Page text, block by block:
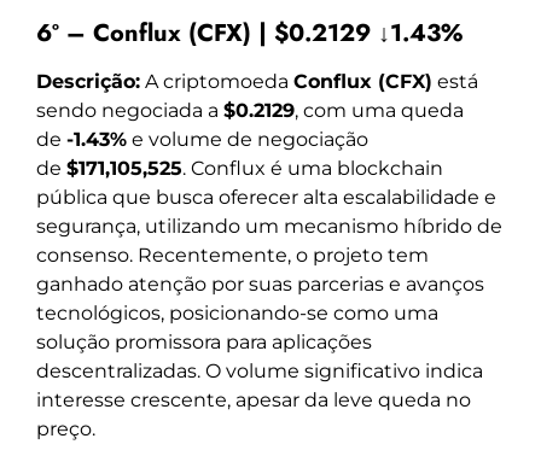
6º – Conflux (CFX) | $0.2129 ↓1.43%
Descrição: A criptomoeda Conflux (CFX) está
sendo negociada a $0.2129, com uma queda
de -1.43% e volume de negociação
de $171,105,525. Conflux é uma blockchain
pública que busca oferecer alta escalabilidade e
segurança, utilizando um mecanismo híbrido de
consenso. Recentemente, o projeto tem
ganhado atenção por suas parcerias e avanços
tecnológicos, posicionando-se como uma
solução promissora para aplicações
descentralizadas. O volume significativo indica
interesse crescente, apesar da leve queda no
preço.